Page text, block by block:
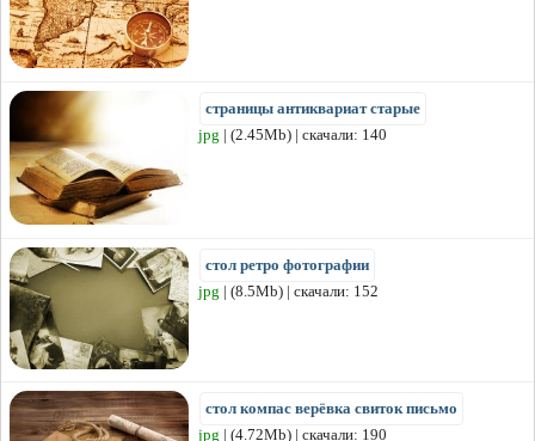
страницы антиквариат старые
jpg | (2.45Mb) | скачали: 140
стол ретро фотографии
jpg | (8.5Mb) | скачали: 152
стол компас верёвка свиток письмо
jpg | (4.72Mb) | скачали: 190